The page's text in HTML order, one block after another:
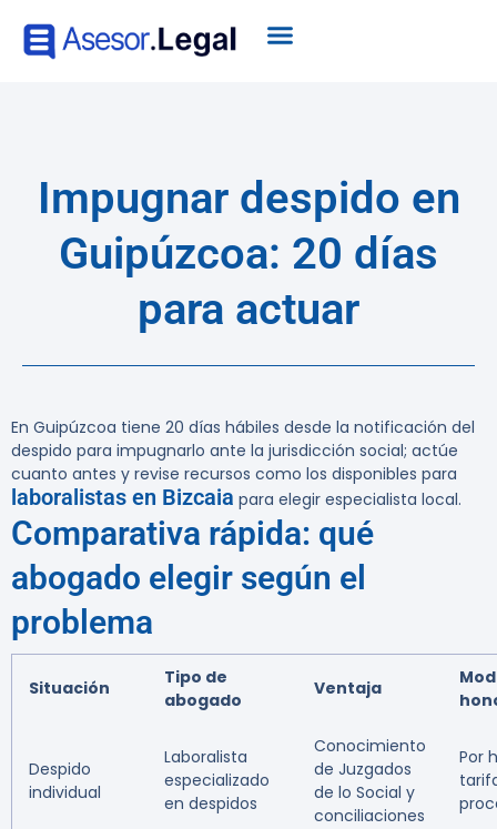
Impugnar despido en
Guipúzcoa: 20 días
para actuar
En Guipúzcoa tiene 20 días hábiles desde la notificación del
despido para impugnarlo ante la jurisdicción social; actúe
cuanto antes y revise recursos como los disponibles para
laboralistas en Bizcaia para elegir especialista local.
Comparativa rápida: qué
abogado elegir según el
problema
Situación
Tipo de
abogado
Ventaja
Despido
individual
Laboralista
especializado
en despidos
Conocimiento
de Juzgados
de lo Social y
conciliaciones
Por